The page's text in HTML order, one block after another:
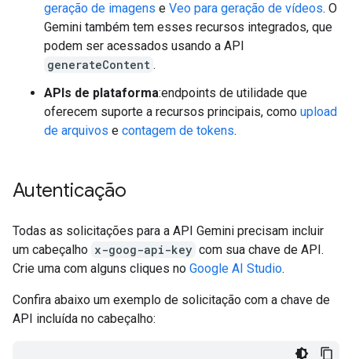
geração de imagens e Veo para geração de vídeos. O
Gemini também tem esses recursos integrados, que
podem ser acessados usando a API
generateContent .
APIs de plataforma:endpoints de utilidade que
oferecem suporte a recursos principais, como upload
de arquivos e contagem de tokens.
Autenticação
Todas as solicitações para a API Gemini precisam incluir
um cabeçalho x-goog-api-key com sua chave de API.
Crie uma com alguns cliques no Google AI Studio.
Confira abaixo um exemplo de solicitação com a chave de
API incluída no cabeçalho: